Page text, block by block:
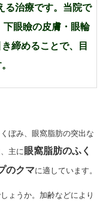
る治療です。当院で
眼瞼の皮膚・眼輪
締めることで、目
ぼみ、眼窩脂肪の突出な
主に 眼窩脂肪のふく
のクマに適しています。
ょうか。加齢などにより